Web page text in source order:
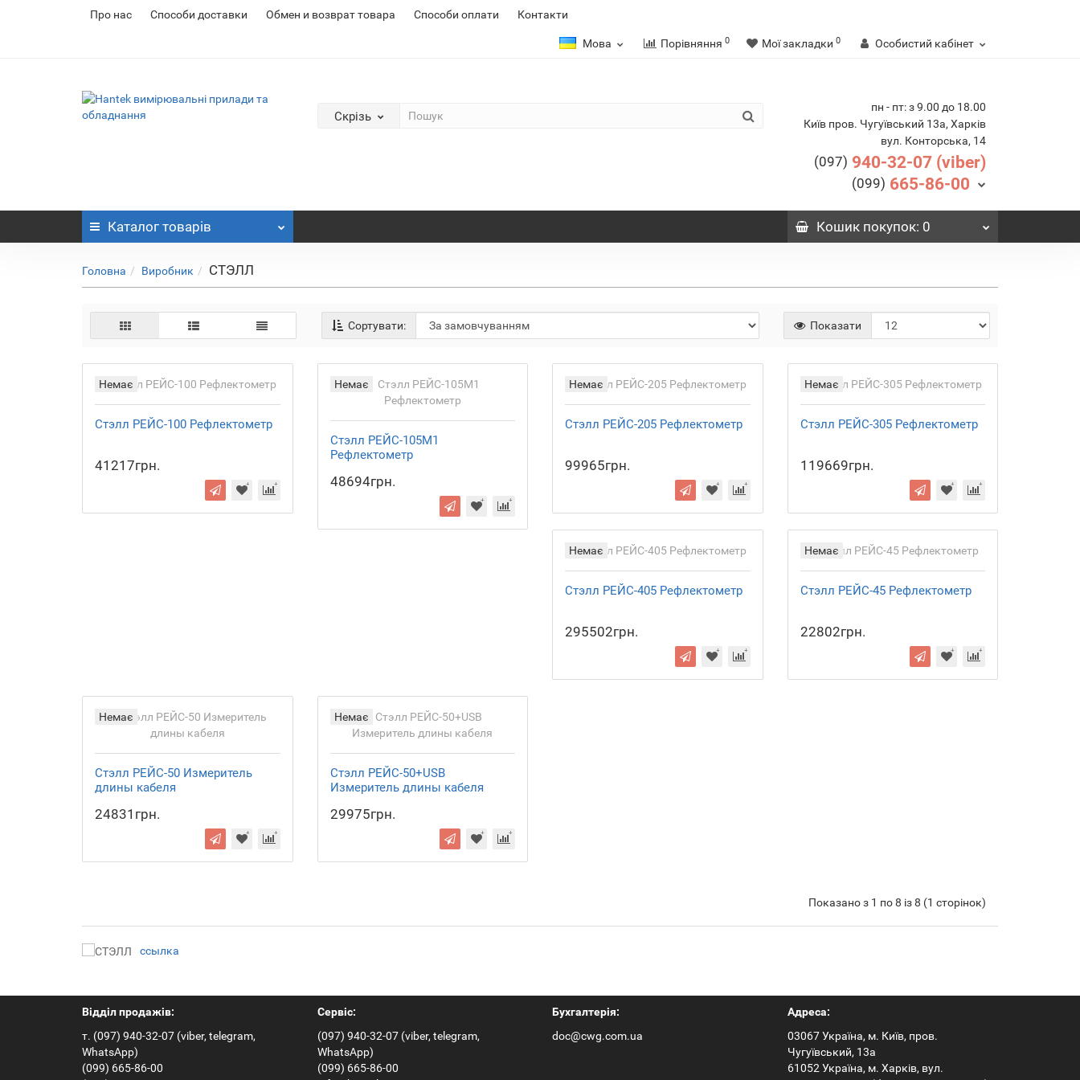
Про нас Cпособи доставки Обмен и возврат товара Способи оплати Контакти
Мова Порівняння 0 Мої закладки 0 Особистий кабінет
Скрізь
пн - пт: з 9.00 до 18.00
Київ пров. Чугуївський 13а, Харків
вул. Конторська, 14
(097) 940-32-07 (viber)
(099) 665-86-00
Каталог товарів Кошикпокупок: 0
Головна Виробник СТЭЛЛ
Сортувати: Показати
Немає
Стэлл РЕЙС-100 Рефлектометр
41217грн.
Немає
Стэлл РЕЙС-105М1
Рефлектометр
48694грн.
Немає
Стэлл РЕЙС-205 Рефлектометр
99965грн.
Немає
Стэлл РЕЙС-305 Рефлектометр
119669грн.
Немає
Стэлл РЕЙС-405 Рефлектометр
295502грн.
Немає
Стэлл РЕЙС-45 Рефлектометр
22802грн.
Немає
Стэлл РЕЙС-50 Измеритель
длины кабеля
24831грн.
Немає
Стэлл РЕЙС-50+USB
Измеритель длины кабеля
29975грн.
Показано з 1 по 8 із 8 (1 сторінок)
ссылка
Відділ продажів:
т. (097) 940-32-07 (viber, telegram,
WhatsApp)
(099) 665-86-00
Сервіс:
(097) 940-32-07 (viber, telegram,
WhatsApp)
(099) 665-86-00
Бухгалтерія:
doc@cwg.com.ua
Адреса:
03067 Україна, м. Київ, пров.
Чугуївський, 13а
61052 Україна, м. Харків, вул.